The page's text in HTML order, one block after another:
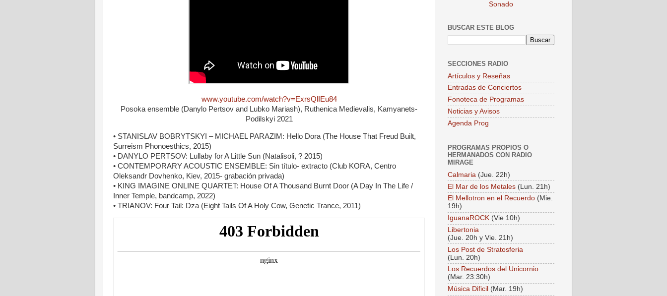
www.youtube.com/watch?v=ExrsQlIEu84
Posoka ensemble (Danylo Pertsov and Lubko Mariash), Ruthenica Medievalis, Kamyanets-
Podilskyi 2021
• STANISLAV BOBRYTSKYI – MICHAEL PARAZIM: Hello Dora (The House That Freud Built,
Surreism Phonoesthics, 2015)
• DANYLO PERTSOV: Lullaby for A Little Sun (Natalisoli, ? 2015)
• CONTEMPORARY ACOUSTIC ENSEMBLE: Sin título- extracto (Club KORA, Centro
Oleksandr Dovhenko, Kiev, 2015- grabación privada)
• KING IMAGINE ONLINE QUARTET: House Of A Thousand Burnt Door (A Day In The Life /
Inner Temple, bandcamp, 2022)
• TRIANOV: Four Tail: Dza (Eight Tails Of A Holy Cow, Genetic Trance, 2011)
Sonado
BUSCAR ESTE BLOG
SECCIONES RADIO
Artículos y Reseñas
Entradas de Conciertos
Fonoteca de Programas
Noticias y Avisos
Agenda Prog
PROGRAMAS PROPIOS O
HERMANADOS CON RADIO
MIRAGE
Calmaria (Jue. 22h)
El Mar de los Metales (Lun. 21h)
El Mellotron en el Recuerdo (Mie.
19h)
IguanaROCK (Vie 10h)
Libertonia
(Jue. 20h y Vie. 21h)
Los Post de Stratosferia
(Lun. 20h)
Los Recuerdos del Unicornio
(Mar. 23:30h)
Música Dificil (Mar. 19h)